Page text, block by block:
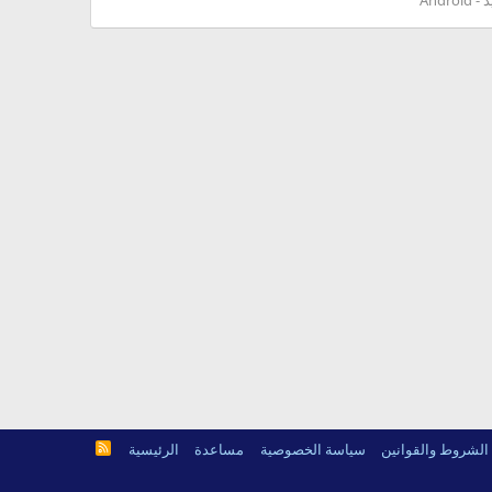
الشروط والقوانين سياسة الخصوصية مساعدة الرئيسية
R